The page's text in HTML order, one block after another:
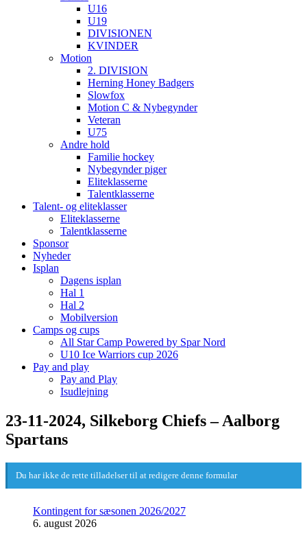
U16
U19
DIVISIONEN
KVINDER
Motion
2. DIVISION
Herning Honey Badgers
Slowfox
Motion C & Nybegynder
Veteran
U75
Andre hold
Familie hockey
Nybegynder piger
Eliteklasserne
Talentklasserne
Talent- og eliteklasser
Eliteklasserne
Talentklasserne
Sponsor
Nyheder
Isplan
Dagens isplan
Hal 1
Hal 2
Mobilversion
Camps og cups
All Star Camp Powered by Spar Nord
U10 Ice Warriors cup 2026
Pay and play
Pay and Play
Isudlejning
23-11-2024, Silkeborg Chiefs – Aalborg
Spartans
Du har ikke de rette tilladelser til at redigere denne formular
Kontingent for sæsonen 2026/2027
6. august 2026